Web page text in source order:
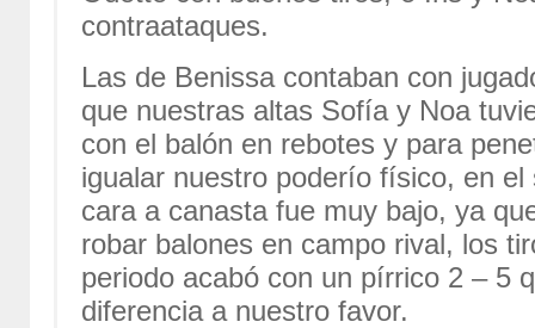
contraataques.
Las de Benissa contaban con
que nuestras altas Sofía y Noa
con el balón en rebotes y para
igualar nuestro poderío físico, en
cara a canasta fue muy bajo, ya
robar balones en campo rival, los
periodo acabó con un pírrico 2 – 5
diferencia a nuestro favor.